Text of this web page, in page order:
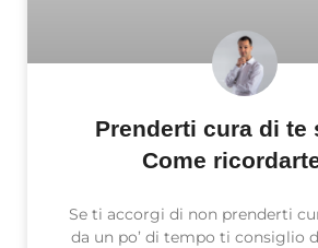
Prenderti cura di te
Come
Se ti accorgi di non prenderti
da un po’ di tempo ti consiglio